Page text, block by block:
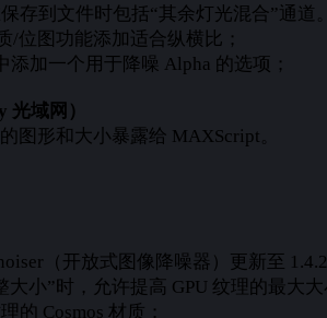
存到文件时包括“其余灯光混合”通道
/位图功能添加适合纵横比；
添加一个用于降噪 Alpha 的选项；
光域网）
图形和大小暴露给 MAXScript。
（开放式图像降噪器）更新至
大小”时，允许提高 GPU 纹理的最大
的 Cosmos 材质；